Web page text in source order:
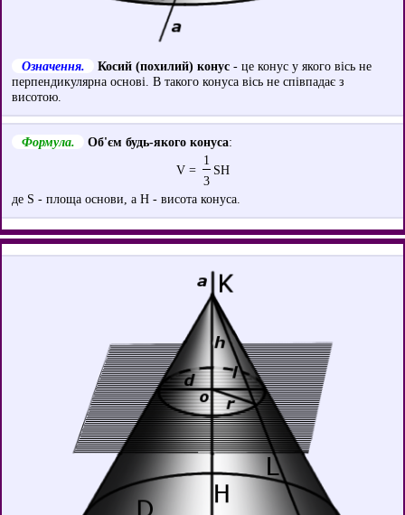
Означення. Косий (похилий) конус - це конус у якого вісь не
перпендикулярна основі. В такого конуса вісь не співпадає з
висотою.
Формула. Об'єм будь-якого конуса:
V =
1
SH
3
де S - площа основи, а H - висота конуса.